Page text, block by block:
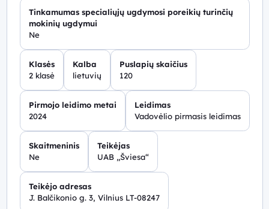
Tinkamumas specialiųjų ugdymosi poreikių turinčių
mokinių ugdymui
Ne
Klasės
2 klasė
Kalba
lietuvių
Puslapių skaičius
120
Pirmojo leidimo metai
2024
Leidimas
Vadovėlio pirmasis leidimas
Skaitmeninis
Ne
Teikėjas
UAB „Šviesa“
Teikėjo adresas
J. Balčikonio g. 3, Vilnius LT-08247